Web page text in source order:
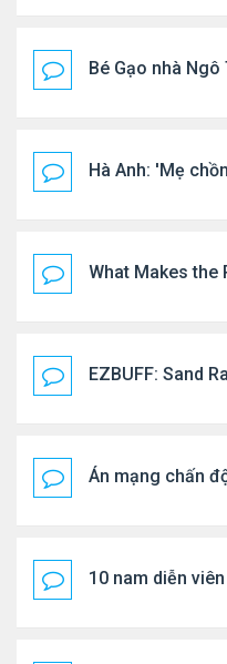
Bé Gạo nhà
Hà Anh: 'Mẹ
What Makes the
EZBUFF: Sand
Án mạng chấn
10 nam diễn